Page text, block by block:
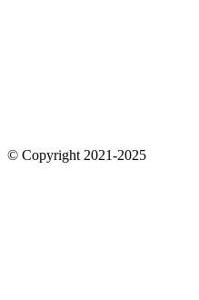
© Copyright 2021-2025